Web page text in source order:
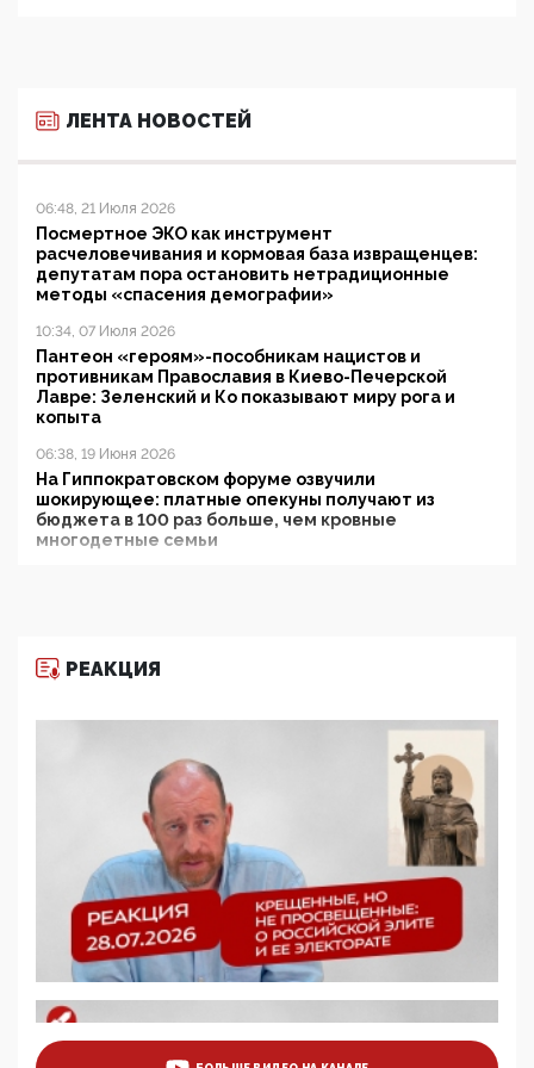
ЛЕНТА НОВОСТЕЙ
06:48, 21 Июля 2026
Посмертное ЭКО как инструмент
расчеловечивания и кормовая база извращенцев:
депутатам пора остановить нетрадиционные
методы «спасения демографии»
10:34, 07 Июля 2026
Пантеон «героям»-пособникам нацистов и
противникам Православия в Киево-Печерской
Лавре: Зеленский и Ко показывают миру рога и
копыта
06:38, 19 Июня 2026
На Гиппократовском форуме озвучили
шокирующее: платные опекуны получают из
бюджета в 100 раз больше, чем кровные
многодетные семьи
11:53, 09 Июня 2026
деятельность ИИТО ЮНЕСКО в России, но
цифроглобалисты продолжают определять
повестку в образовании
09:43, 01 Июня 2026
5G за счет здоровья граждан: Минцифры намерено
отобрать у регионов и муниципалитетов право
защищать жилые дома и социальные объекты от
05:58, 26 Мая 2026
Роскомнадзор освободили от борца с
деструктивным и опасным контентом
07:39, 25 Мая 2026
ценностей: «Новые люди» поднимают электорат
РЕАКЦИЯ